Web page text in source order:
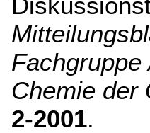
Chemie der
2-2001.